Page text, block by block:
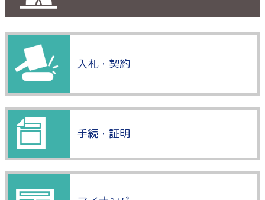
入札・契約
手続・証明